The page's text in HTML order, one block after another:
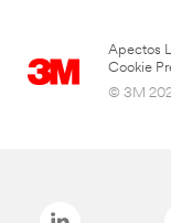
Apectos
Cookie
© 3M